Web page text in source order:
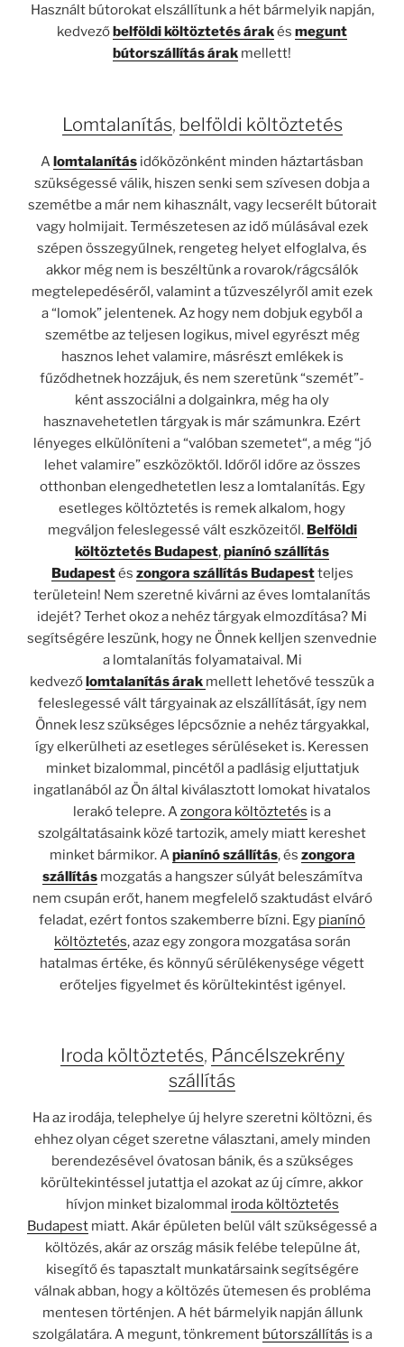
Használt bútorokat elszállítunk a hét bármelyik napján,
kedvezőbelföldi költöztetés árakés megunt
bútorszállítás árak mellett!
Lomtalanítás, belföldi költöztetés
Alomtalanítás időközönként minden háztartásban
szükségessé válik, hiszen senki sem szívesen dobja a
szemétbe a már nem kihasznált, vagy lecserélt bútorait
vagy holmijait. Természetesen az idő múlásával ezek
szépen összegyűlnek, rengeteg helyet elfoglalva, és
akkor még nem is beszéltünk a rovarok/rágcsálók
megtelepedéséről, valamint a tűzveszélyről amit ezek
a “lomok” jelentenek. Az hogy nem dobjuk egyből a
szemétbe az teljesen logikus, mivel egyrészt még
hasznos lehet valamire, másrészt emlékek is
fűződhetnek hozzájuk, és nem szeretünk “szemét”-
ként asszociálni a dolgainkra, még ha oly
hasznavehetetlen tárgyak is már számunkra. Ezért
lényeges elkülöníteni a “valóban szemetet“, a még “jó
lehet valamire” eszközöktől. Időről időre az összes
otthonban elengedhetetlen lesz a lomtalanítás. Egy
esetleges költöztetés is remek alkalom, hogy
megváljon feleslegessé vált eszközeitől. Belföldi
költöztetés Budapest,pianínó szállítás
Budapestés zongora szállítás Budapestteljes
területein! Nem szeretné kivárni az éves lomtalanítás
idejét? Terhet okoz a nehéz tárgyak elmozdítása? Mi
segítségére leszünk, hogy ne Önnek kelljen szenvednie
a lomtalanítás folyamataival. Mi
kedvezőlomtalanításárak mellett lehetővé tesszük a
feleslegessé vált tárgyainak az elszállítását, így nem
Önnek lesz szükséges lépcsőznie a nehéz tárgyakkal,
így elkerülheti az esetleges sérüléseket is. Keressen
minket bizalommal, pincétől a padlásig eljuttatjuk
ingatlanából az Ön által kiválasztott lomokat hivatalos
lerakó telepre. Azongora költöztetés is a
szolgáltatásaink közé tartozik, amely miatt kereshet
minket bármikor. Apianínó szállítás, és zongora
szállításmozgatás a hangszer súlyát beleszámítva
nem csupán erőt, hanem megfelelő szaktudást elváró
feladat, ezért fontos szakemberre bízni. Egy pianínó
költöztetés, azaz egy zongora mozgatása során
hatalmas értéke, és könnyű sérülékenysége végett
erőteljes figyelmet és körültekintést igényel.
Iroda költöztetés, Páncélszekrény
szállítás
Ha az irodája, telephelye új helyre szeretni költözni, és
ehhez olyan céget szeretne választani, amely minden
berendezésével óvatosan bánik, és a szükséges
körültekintéssel jutattja el azokat az új címre, akkor
hívjon minket bizalommal iroda költöztetés
Budapest miatt. Akár épületen belül vált szükségessé a
költözés, akár az ország másik felébe települne át,
kisegítő és tapasztalt munkatársaink segítségére
válnak abban, hogy a költözés ütemesen és probléma
mentesen történjen. A hét bármelyik napján állunk
szolgálatára. A megunt, tönkrement bútorszállítás is a